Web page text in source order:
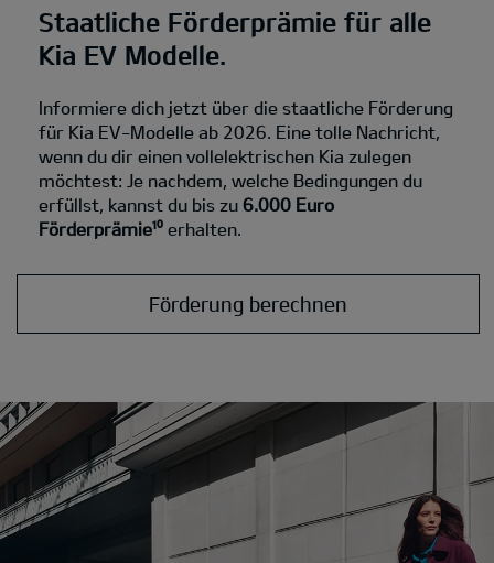
Staatliche Förderprämie für alle
Kia EV Modelle.
Informiere dich jetzt über die staatliche Förderung
für Kia EV-Modelle ab 2026. Eine tolle Nachricht,
wenn du dir einen vollelektrischen Kia zulegen
möchtest: Je nachdem, welche Bedingungen du
erfüllst, kannst du bis zu 6.000 Euro
Förderprämie¹⁰ erhalten.
Förderung berechnen